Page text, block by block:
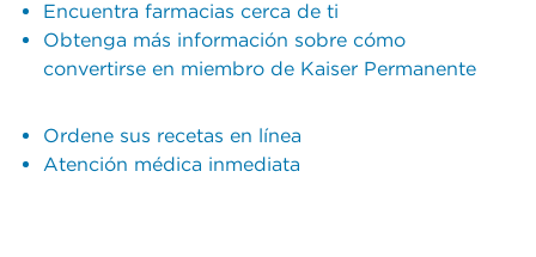
Encuentra farmacias cerca de ti
Obtenga más información sobre cómo
convertirse en miembro de Kaiser Permanente
Ordene sus recetas en línea
Atención médica inmediata